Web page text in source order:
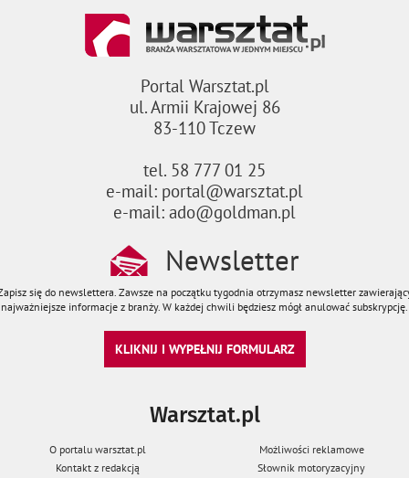
Portal Warsztat.pl
ul. Armii Krajowej 86
83-110 Tczew
tel. 58 777 01 25
e-mail: portal@warsztat.pl
e-mail: ado@goldman.pl
Newsletter
się do newslettera. Zawsze na początku tygodnia otrzymasz newsletter
najważniejsze informacje z branży. W każdej chwili będziesz mógł anulować subskrypcję.
KLIKNIJ I WYPEŁNIJ FORMULARZ
Warsztat.pl
O portalu warsztat.pl
Możliwości reklamowe
Kontakt z redakcją
Słownik motoryzacyjny